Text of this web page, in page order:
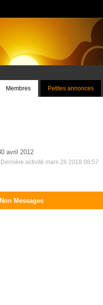
Membres Petites annonces
avril 2012
Dernière activité mars 26 2018 08:57
Messages